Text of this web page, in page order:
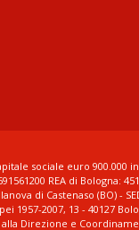
sociale euro 900.000
REA di Bologna:
di Castenaso (BO) -
1957-2007, 13 - 40127
Direzione e